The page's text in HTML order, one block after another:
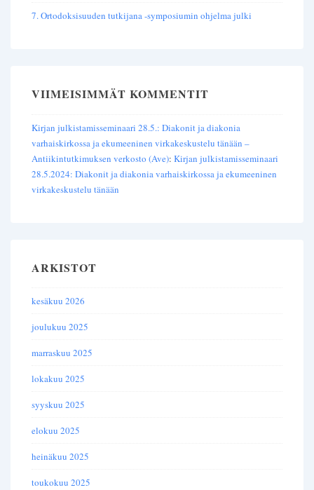
7. Ortodoksisuuden tutkijana -symposiumin ohjelma julki
VIIMEISIMMÄT KOMMENTIT
Kirjan julkistamisseminaari 28.5.: Diakonit ja diakonia
varhaiskirkossa ja ekumeeninen virkakeskustelu tänään –
Antiikintutkimuksen verkosto (Ave): Kirjan julkistamisseminaari
28.5.2024: Diakonit ja diakonia varhaiskirkossa ja ekumeeninen
virkakeskustelu tänään
ARKISTOT
kesäkuu 2026
joulukuu 2025
marraskuu 2025
lokakuu 2025
syyskuu 2025
elokuu 2025
heinäkuu 2025
toukokuu 2025